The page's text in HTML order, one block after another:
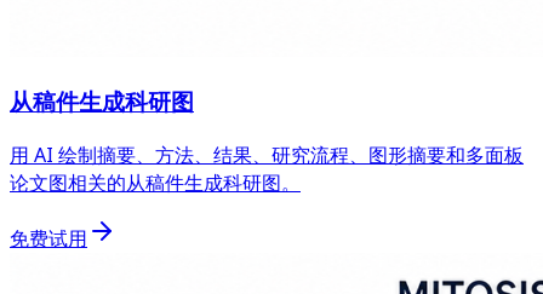
从稿件生成科研图
用 AI 绘制摘要、方法、结果、研究流程、图形摘要和多面板
论文图相关的从稿件生成科研图。
免费试用